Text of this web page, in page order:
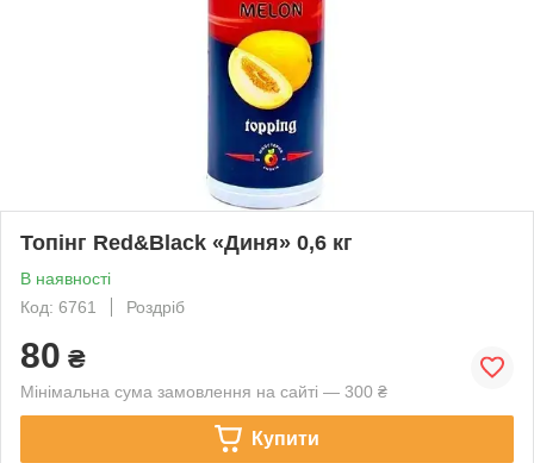
Топінг Red&Black «Диня» 0,6 кг
В наявності
Код: 6761
Роздріб
80 ₴
Мінімальна сума замовлення на сайті — 300 ₴
Купити